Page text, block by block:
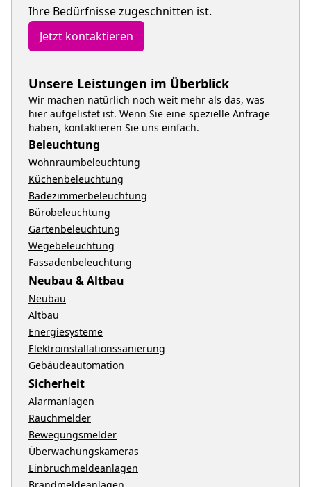
Ihre Bedürfnisse zugeschnitten ist.
Jetzt kontaktieren
Unsere Leistungen im Überblick
Wir machen natürlich noch weit mehr als das, was
hier aufgelistet ist. Wenn Sie eine spezielle Anfrage
haben, kontaktieren Sie uns einfach.
Beleuchtung
Wohnraumbeleuchtung
Küchenbeleuchtung
Badezimmerbeleuchtung
Bürobeleuchtung
Gartenbeleuchtung
Wegebeleuchtung
Fassadenbeleuchtung
Neubau & Altbau
Neubau
Altbau
Energiesysteme
Elektroinstallationssanierung
Gebäudeautomation
Sicherheit
Alarmanlagen
Rauchmelder
Bewegungsmelder
Überwachungskameras
Einbruchmeldeanlagen